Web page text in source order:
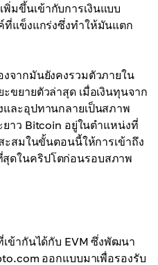
มขึ้นเข้ากับการเงินแบบ
ที่แข็งแกร่งซึ่งทำให้มันแตก
จากมันยังคงรวมตัวภายใน
ขยายตัวล่าสุด เมื่อเงินทุนจาก
และอุปทานกลายเป็นสภาพ
ยาว Bitcoin อยู่ในตำแหน่งที่
ะสมในขั้นตอนนี้ให้การเข้าถึง
ดในคริปโตก่อนรอบสภาพ
เข้ากันได้กับ EVM ซึ่งพัฒนา
ออกแบบมาเพื่อรองรับ